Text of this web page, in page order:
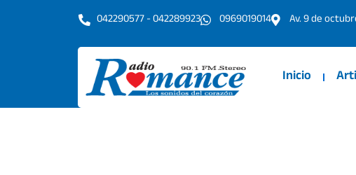
042290577 - 042289923 0969019014 Av. 9 de
Inicio